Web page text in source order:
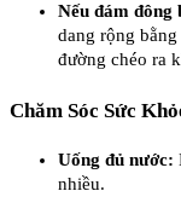
Nếu đám đông
dang rộng
đường chéo ra
Chăm Sóc Sức
Uống đủ nước:
nhiều.